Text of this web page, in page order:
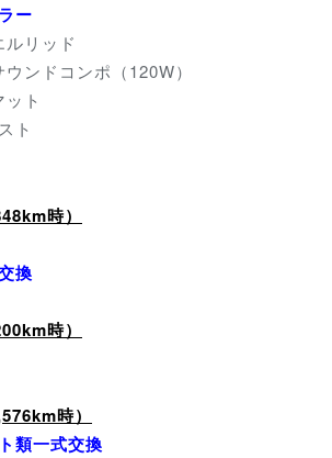
ー
ルリッド
ンドコンポ（120W）
ト
ト
時）
換
時）
時）
類一式交換